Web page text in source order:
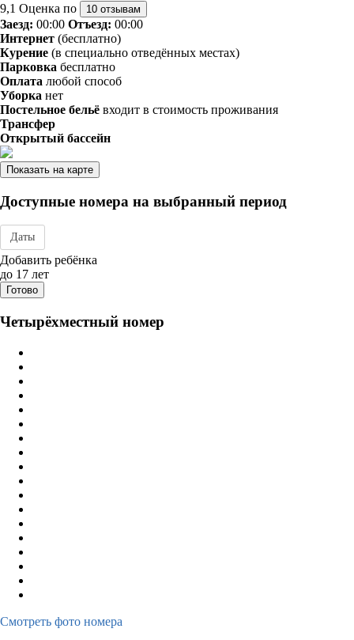
9,1 Оценка по 10 отзывам
Заезд: 00:00 Отъезд: 00:00
Интернет (бесплатно)
Курение (в специально отведённых местах)
Парковка бесплатно
Оплата любой способ
Уборка нет
Постельное бельё входит в стоимость проживания
Трансфер
Открытый бассейн
Показать на карте
Доступные номера на выбранный период
Даты
Дата заезда - отъезда
Добавить ребёнка
до 17 лет
Готово
Четырёхместный номер
Смотреть фото номера